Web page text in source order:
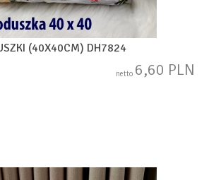
(40X40CM) DH7824
netto 6,60 PLN